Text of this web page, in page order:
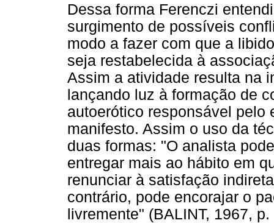
Dessa forma Ferenczi
surgimento de possíveis
modo a fazer com que a
seja restabelecida à
Assim a atividade resulta na
lançando luz à formação de
autoerótico responsável pelo
manifesto. Assim o uso da
duas formas: "O analista
entregar mais ao hábito em
renunciar à satisfação
contrário, pode encorajar o
livremente" (BALINT, 1967, p.